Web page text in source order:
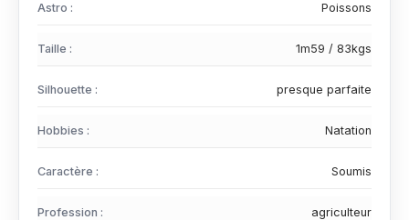
Astro : Poissons
Taille : 1m59 / 83kgs
Silhouette : presque parfaite
Hobbies : Natation
Caractère : Soumis
Profession : agriculteur